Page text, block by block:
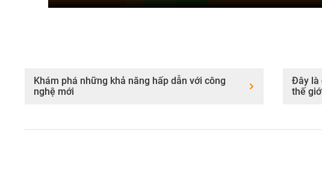
Khám phá những khả năng hấp dẫn với công
nghệ mới
Đây là
thế